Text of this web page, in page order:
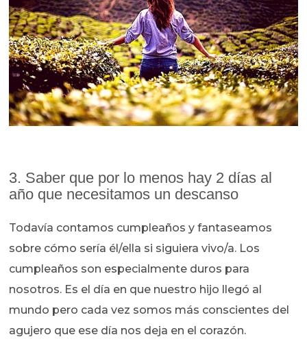
3. Saber que por lo menos hay 2 días al
año que necesitamos un descanso
Todavía contamos cumpleaños y fantaseamos
sobre cómo sería él/ella si siguiera vivo/a. Los
cumpleaños son especialmente duros para
nosotros. Es el día en que nuestro hijo llegó al
mundo pero cada vez somos más conscientes del
agujero que ese día nos deja en el corazón.